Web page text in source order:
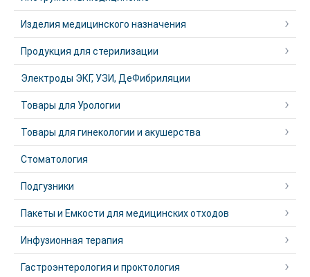
Изделия медицинского назначения
Продукция для стерилизации
Электроды ЭКГ, УЗИ, ДеФибриляции
Товары для Урологии
Товары для гинекологии и акушерства
Стоматология
Подгузники
Пакеты и Емкости для медицинских отходов
Инфузионная терапия
Гастроэнтерология и проктология